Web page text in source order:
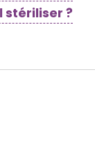
stériliser ?